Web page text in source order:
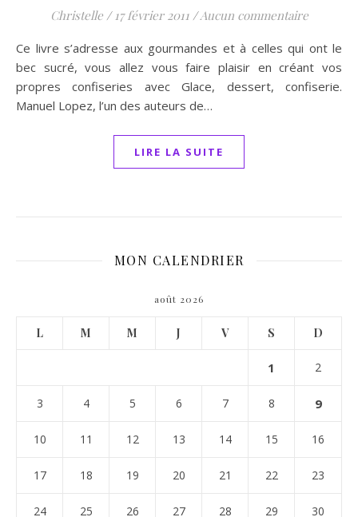
Christelle / 17 février 2011 /Aucun commentaire
Ce livre s’adresse aux gourmandes et à celles qui ont le
bec sucré, vous allez vous faire plaisir en créant vos
propres confiseries avec Glace, dessert, confiserie.
Manuel Lopez, l’un des auteurs de…
LIRE LA SUITE
MON CALENDRIER
août 2026
L M M J V S D
1 2
3 4 5 6 7 8 9
10 11 12 13 14 15 16
17 18 19 20 21 22 23
24 25 26 27 28 29 30